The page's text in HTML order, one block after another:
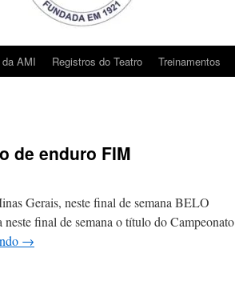
AMI Registros do Teatro Treinamentos
de enduro FIM
Gerais, neste final de semana BELO
final de semana o título do Campeonato
→